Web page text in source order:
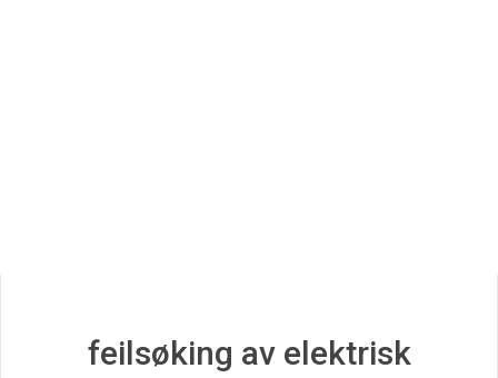
feilsøking av elektrisk